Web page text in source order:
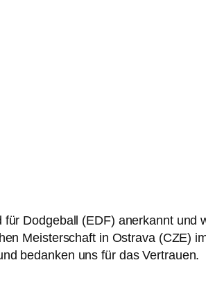
Dodgeball (EDF) anerkannt und
Meisterschaft in Ostrava (CZE)
bedanken uns für das Vertrauen.